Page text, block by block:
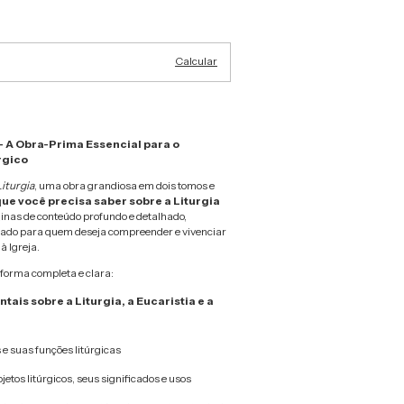
Calcular
A Obra-Prima Essencial para o
, uma obra grandiosa em dois tomos e
você precisa saber sobre a Liturgia
de conteúdo profundo e detalhado,
para quem deseja compreender e vivenciar
Igreja.
completa e clara:
sobre a Liturgia, a Eucaristia e a
e suas funções litúrgicas
litúrgicos, seus significados e usos